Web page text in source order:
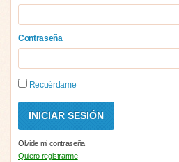
Contraseña
Recuérdame
Olvide mi contraseña
Quiero registrarme